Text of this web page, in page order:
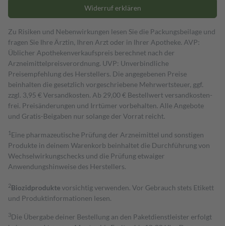
Widerruf erklären
Zu Risiken und Nebenwirkungen lesen Sie die Packungsbeilage und
fragen Sie Ihre Ärztin, Ihren Arzt oder in Ihrer Apotheke. AVP:
Üblicher Apothekenverkaufspreis berechnet nach der
Arzneimittelpreisverordnung. UVP: Unverbindliche
Preisempfehlung des Herstellers. Die angegebenen Preise
beinhalten die gesetzlich vorgeschriebene Mehrwertsteuer, ggf.
zzgl. 3,95 € Versandkosten. Ab 29,00 € Bestell­wert versand­kosten­
frei. Preisänderungen und Irrtümer vorbehalten. Alle Angebote
und Gratis-Beigaben nur solange der Vorrat reicht.
1 Eine pharmazeutische Prüfung der Arzneimittel und sonstigen
Produkte in deinem Warenkorb beinhaltet die Durchführung von
Wechselwirkungschecks und die Prüfung etwaiger
Anwendungshinweise des Herstellers.
2Biozidproduktevorsichtig verwenden. Vor Gebrauch stets Etikett
und Produktinformationen lesen.
3Die Übergabe deiner Bestellung an den Paketdienstleister erfolgt